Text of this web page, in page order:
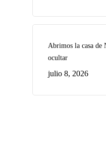
Abrimos la casa de
ocultar
julio 8, 2026